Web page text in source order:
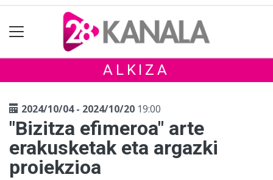
ALKIZA
2024/10/04 - 2024/10/20 19:00
"Bizitza efimeroa" arte
erakusketak eta argazki
proiekzioa